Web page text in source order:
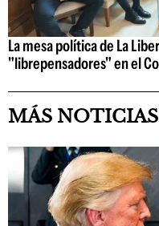
La mesa política de La
"librepensadores" en el
MÁS